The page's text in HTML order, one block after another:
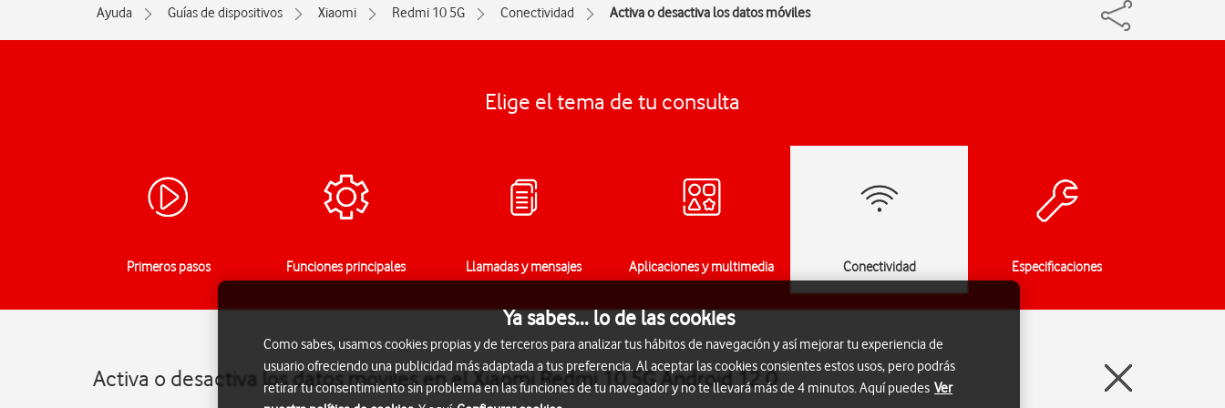
Ayuda Guías de dispositivos Xiaomi Redmi 10 5G Conectividad Activa o desactiva los datos móviles
Elige el tema de tu consulta
Primeros pasos Funciones principales Llamadas y mensajes Aplicaciones y multimedia Conectividad Especificaciones
Activa o desactiva los datos móviles en el Xiaomi Redmi 10 5G Android 12.0
Ya sabes... lo de las cookies
Como sabes, usamos cookies propias y de terceros para analizar tus hábitos de navegación y así mejorar tu experiencia de
usuario ofreciendo una publicidad más adaptada a tus preferencia. Al aceptar las cookies consientes estos usos, pero podrás
retirar tu consentimiento sin problema en las funciones de tu navegador y no te llevará más de 4 minutos. Aquí puedes Ver